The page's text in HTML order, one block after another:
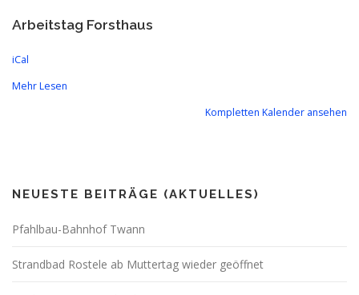
Arbeitstag Forsthaus
iCal
Mehr Lesen
Kompletten Kalender ansehen
NEUESTE BEITRÄGE (AKTUELLES)
Pfahlbau-Bahnhof Twann
Strandbad Rostele ab Muttertag wieder geöffnet